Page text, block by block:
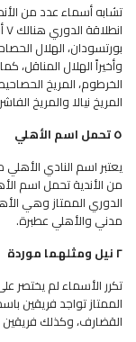
تشابه أسماء عدد من
بورتسودان، الهلال
الخرطوم، المريخ
المريخ نيالا والمريخ
٥ تحمل اسم الأهلي
يعتبر اسم النادي
الدوري الممتاز وهي
مدني والأهلي عطبرة.
٢ نيل ومثلهما موردة
تكرر الأسماء لم يختصر
الممتاز تواجد فريقين
القضارف، وكذلك فريقين